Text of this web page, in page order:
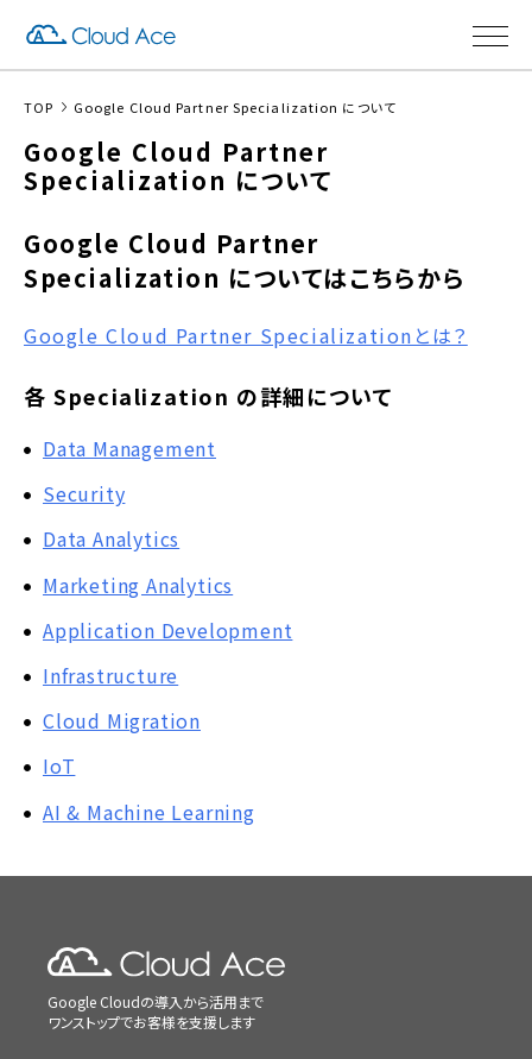
TOP Google Cloud Partner Specialization について
Google Cloud Partner
Specialization について
Google Cloud Partner
Specialization についてはこちらから
Google Cloud Partner Specializationとは？
各 Specialization の詳細について
Data Management
Security
Data Analytics
Marketing Analytics
Application Development
Infrastructure
Cloud Migration
IoT
AI & Machine Learning
Google Cloudの導入から活用まで
ワンストップでお客様を支援します